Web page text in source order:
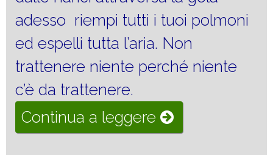
adesso riempi tutti i tuoi polmoni
ed espelli tutta l’aria. Non
trattenere niente perché niente
c’è da trattenere.
Continua a leggere “Equilibrio
interiore”